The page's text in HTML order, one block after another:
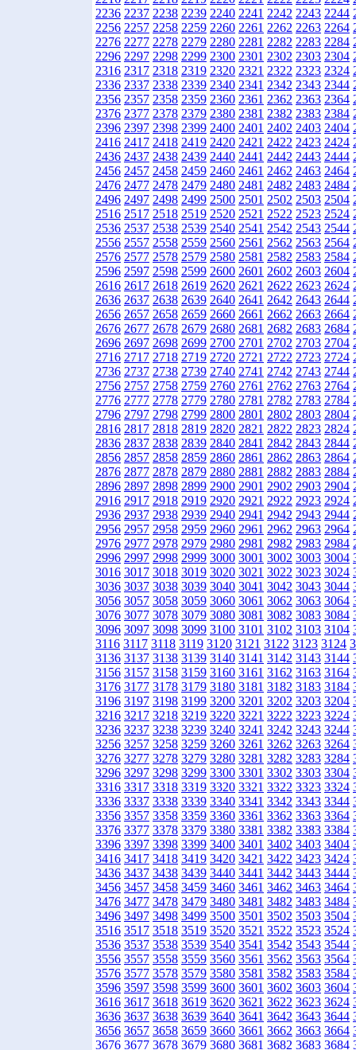
2236 2237 2238 2239 2240 2241 2242 2243 2244
2256 2257 2258 2259 2260 2261 2262 2263 2264
2276 2277 2278 2279 2280 2281 2282 2283 2284
2296 2297 2298 2299 2300 2301 2302 2303 2304
2316 2317 2318 2319 2320 2321 2322 2323 2324
2336 2337 2338 2339 2340 2341 2342 2343 2344
2356 2357 2358 2359 2360 2361 2362 2363 2364
2376 2377 2378 2379 2380 2381 2382 2383 2384
2396 2397 2398 2399 2400 2401 2402 2403 2404
2416 2417 2418 2419 2420 2421 2422 2423 2424
2436 2437 2438 2439 2440 2441 2442 2443 2444
2456 2457 2458 2459 2460 2461 2462 2463 2464
2476 2477 2478 2479 2480 2481 2482 2483 2484
2496 2497 2498 2499 2500 2501 2502 2503 2504
2516 2517 2518 2519 2520 2521 2522 2523 2524
2536 2537 2538 2539 2540 2541 2542 2543 2544
2556 2557 2558 2559 2560 2561 2562 2563 2564
2576 2577 2578 2579 2580 2581 2582 2583 2584
2596 2597 2598 2599 2600 2601 2602 2603 2604
2616 2617 2618 2619 2620 2621 2622 2623 2624
2636 2637 2638 2639 2640 2641 2642 2643 2644
2656 2657 2658 2659 2660 2661 2662 2663 2664
2676 2677 2678 2679 2680 2681 2682 2683 2684
2696 2697 2698 2699 2700 2701 2702 2703 2704
2716 2717 2718 2719 2720 2721 2722 2723 2724
2736 2737 2738 2739 2740 2741 2742 2743 2744
2756 2757 2758 2759 2760 2761 2762 2763 2764
2776 2777 2778 2779 2780 2781 2782 2783 2784
2796 2797 2798 2799 2800 2801 2802 2803 2804
2816 2817 2818 2819 2820 2821 2822 2823 2824
2836 2837 2838 2839 2840 2841 2842 2843 2844
2856 2857 2858 2859 2860 2861 2862 2863 2864
2876 2877 2878 2879 2880 2881 2882 2883 2884
2896 2897 2898 2899 2900 2901 2902 2903 2904
2916 2917 2918 2919 2920 2921 2922 2923 2924
2936 2937 2938 2939 2940 2941 2942 2943 2944
2956 2957 2958 2959 2960 2961 2962 2963 2964
2976 2977 2978 2979 2980 2981 2982 2983 2984
2996 2997 2998 2999 3000 3001 3002 3003 3004
3016 3017 3018 3019 3020 3021 3022 3023 3024
3036 3037 3038 3039 3040 3041 3042 3043 3044
3056 3057 3058 3059 3060 3061 3062 3063 3064
3076 3077 3078 3079 3080 3081 3082 3083 3084
3096 3097 3098 3099 3100 3101 3102 3103 3104
3116 3117 3118 3119 3120 3121 3122 3123 3124
3136 3137 3138 3139 3140 3141 3142 3143 3144
3156 3157 3158 3159 3160 3161 3162 3163 3164
3176 3177 3178 3179 3180 3181 3182 3183 3184
3196 3197 3198 3199 3200 3201 3202 3203 3204
3216 3217 3218 3219 3220 3221 3222 3223 3224
3236 3237 3238 3239 3240 3241 3242 3243 3244
3256 3257 3258 3259 3260 3261 3262 3263 3264
3276 3277 3278 3279 3280 3281 3282 3283 3284
3296 3297 3298 3299 3300 3301 3302 3303 3304
3316 3317 3318 3319 3320 3321 3322 3323 3324
3336 3337 3338 3339 3340 3341 3342 3343 3344
3356 3357 3358 3359 3360 3361 3362 3363 3364
3376 3377 3378 3379 3380 3381 3382 3383 3384
3396 3397 3398 3399 3400 3401 3402 3403 3404
3416 3417 3418 3419 3420 3421 3422 3423 3424
3436 3437 3438 3439 3440 3441 3442 3443 3444
3456 3457 3458 3459 3460 3461 3462 3463 3464
3476 3477 3478 3479 3480 3481 3482 3483 3484
3496 3497 3498 3499 3500 3501 3502 3503 3504
3516 3517 3518 3519 3520 3521 3522 3523 3524
3536 3537 3538 3539 3540 3541 3542 3543 3544
3556 3557 3558 3559 3560 3561 3562 3563 3564
3576 3577 3578 3579 3580 3581 3582 3583 3584
3596 3597 3598 3599 3600 3601 3602 3603 3604
3616 3617 3618 3619 3620 3621 3622 3623 3624
3636 3637 3638 3639 3640 3641 3642 3643 3644
3656 3657 3658 3659 3660 3661 3662 3663 3664
3676 3677 3678 3679 3680 3681 3682 3683 3684